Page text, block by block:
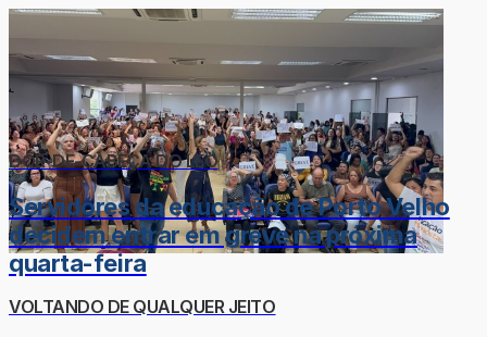
DOR-DE-CABEÇA DO LÉO
Servidores da educação de Porto Velho
decidem entrar em greve na próxima
quarta-feira
VOLTANDO DE QUALQUER JEITO